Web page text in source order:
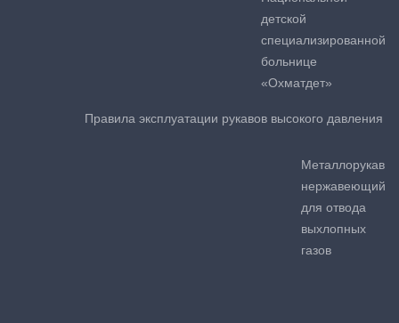
детской
специализированной
больнице
«Охматдет»
Правила эксплуатации рукавов высокого давления
Металлорукав
нержавеющий
для отвода
выхлопных
газов